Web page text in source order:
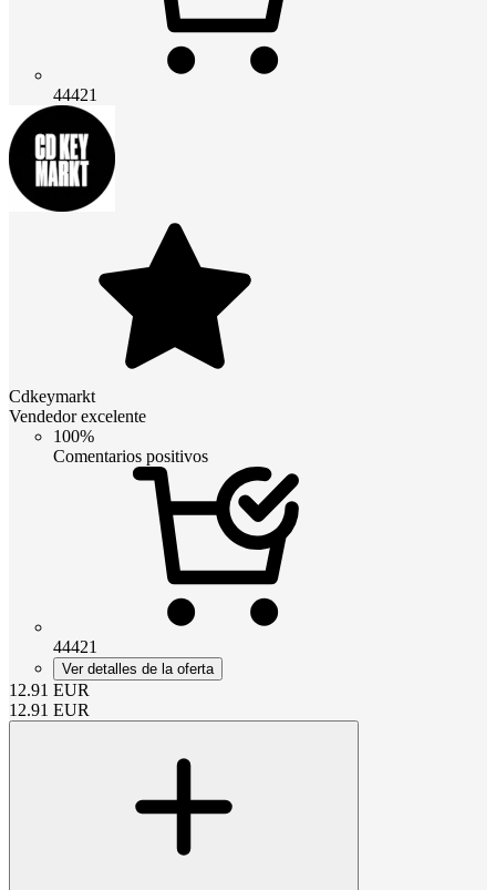
44421
Cdkeymarkt
Vendedor excelente
100%
Comentarios positivos
44421
Ver detalles de la oferta
12.91 EUR
12.91 EUR